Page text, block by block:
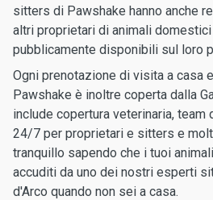
sitters di Pawshake hanno anche
altri proprietari di animali
pubblicamente disponibili sul loro
Ogni prenotazione di visita a casa
Pawshake è inoltre coperta dalla
include copertura veterinaria,
24/7 per proprietari e sitters e
tranquillo sapendo che i tuoi
accuditi da uno dei nostri esperti
d'Arco quando non sei a casa.